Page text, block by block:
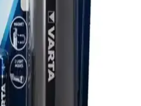
ve taşınabilir tasarımıyla profesyonel
performanslı akülü el feneridir. Uzun
seçenekleri sunar.
El Feneri: Yüksek
Özellikleriyle Profesyonel
lümen parlaklık ve 800 metre menzil
mekan ve güvenlik ihtiyaçlarını karşılar.